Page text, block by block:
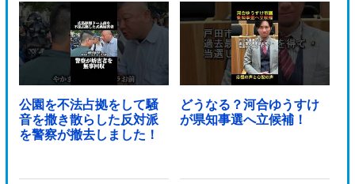
公園を不法占拠をして騒
音を撒き散らした反対派
を警察が撤去しました！
どうなる？河合ゆうすけ
が県知事選へ立候補！